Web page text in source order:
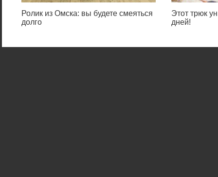
Ролик из Омска: вы будете смеяться
долго
Этот трюк
дней!